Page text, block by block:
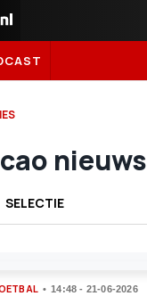
nieuws
SELECTIE
14:48 - 21-06-2026